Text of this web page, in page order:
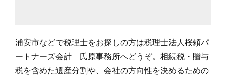
浦安市などで税理士をお探しの方は税理士法人桜頼パ
ートナーズ会計 氏原事務所へどうぞ。相続税・贈与
税を含めた遺産分割や、会社の方向性を決めるための